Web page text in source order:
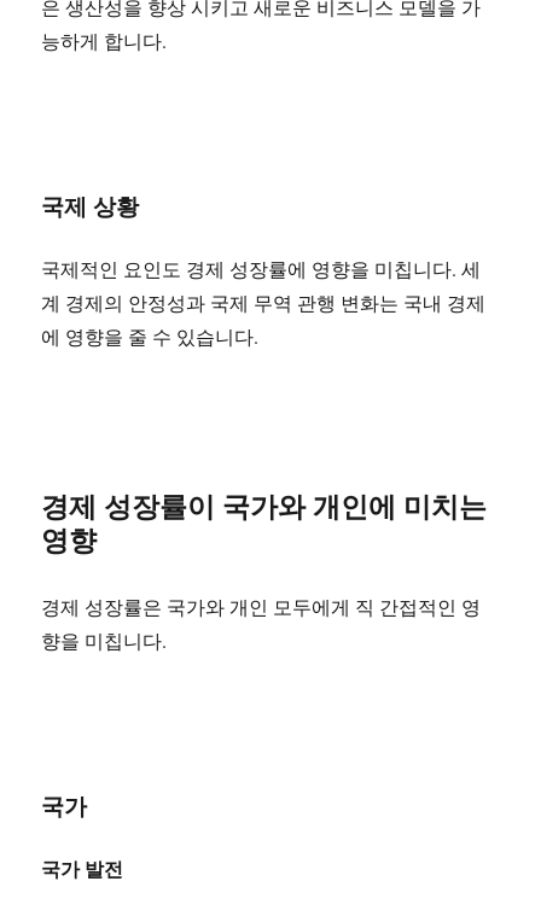
은 생산성을 향상 시키고 새로운 비즈니스 모델을 가
능하게 합니다.
국제 상황
국제적인 요인도 경제 성장률에 영향을 미칩니다. 세
계 경제의 안정성과 국제 무역 관행 변화는 국내 경제
에 영향을 줄 수 있습니다.
경제 성장률이 국가와 개인에 미치는
영향
경제 성장률은 국가와 개인 모두에게 직 간접적인 영
향을 미칩니다.
국가
국가 발전